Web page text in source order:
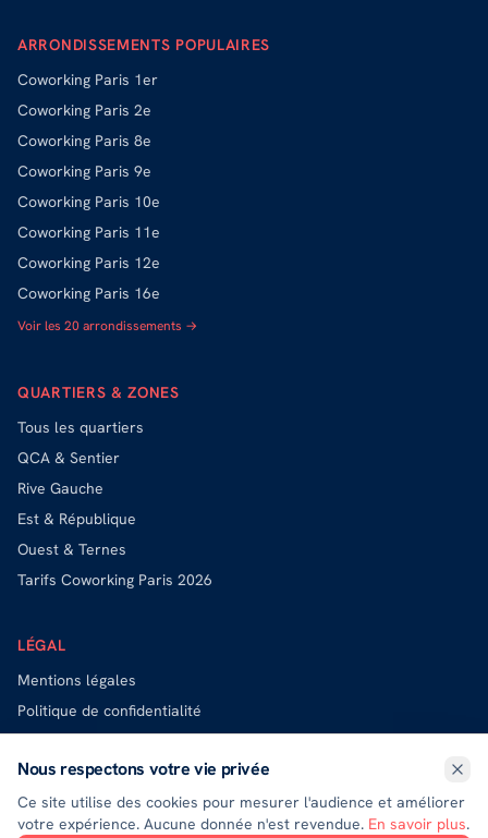
ARRONDISSEMENTS POPULAIRES
Coworking Paris 1er
Coworking Paris 2e
Coworking Paris 8e
Coworking Paris 9e
Coworking Paris 10e
Coworking Paris 11e
Coworking Paris 12e
Coworking Paris 16e
Voir les 20 arrondissements →
QUARTIERS & ZONES
Tous les quartiers
QCA & Sentier
Rive Gauche
Est & République
Ouest & Ternes
Tarifs Coworking Paris 2026
LÉGAL
Mentions légales
Politique de confidentialité
Exercer mes droits (DPO)
Nous respectons votre vie privée
Ce site utilise des cookies pour mesurer l'audience et améliorer
votre expérience. Aucune donnée n'est revendue. En savoir plus.